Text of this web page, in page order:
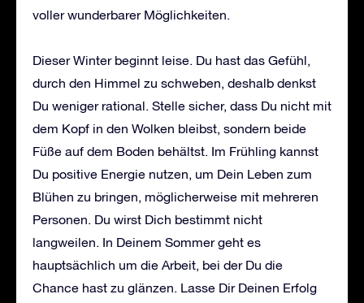
voller wunderbarer Möglichkeiten.
Dieser Winter beginnt leise. Du hast das Gefühl,
durch den Himmel zu schweben, deshalb denkst
Du weniger rational. Stelle sicher, dass Du nicht mit
dem Kopf in den Wolken bleibst, sondern beide
Füße auf dem Boden behältst. Im Frühling kannst
Du positive Energie nutzen, um Dein Leben zum
Blühen zu bringen, möglicherweise mit mehreren
Personen. Du wirst Dich bestimmt nicht
langweilen. In Deinem Sommer geht es
hauptsächlich um die Arbeit, bei der Du die
Chance hast zu glänzen. Lasse Dir Deinen Erfolg